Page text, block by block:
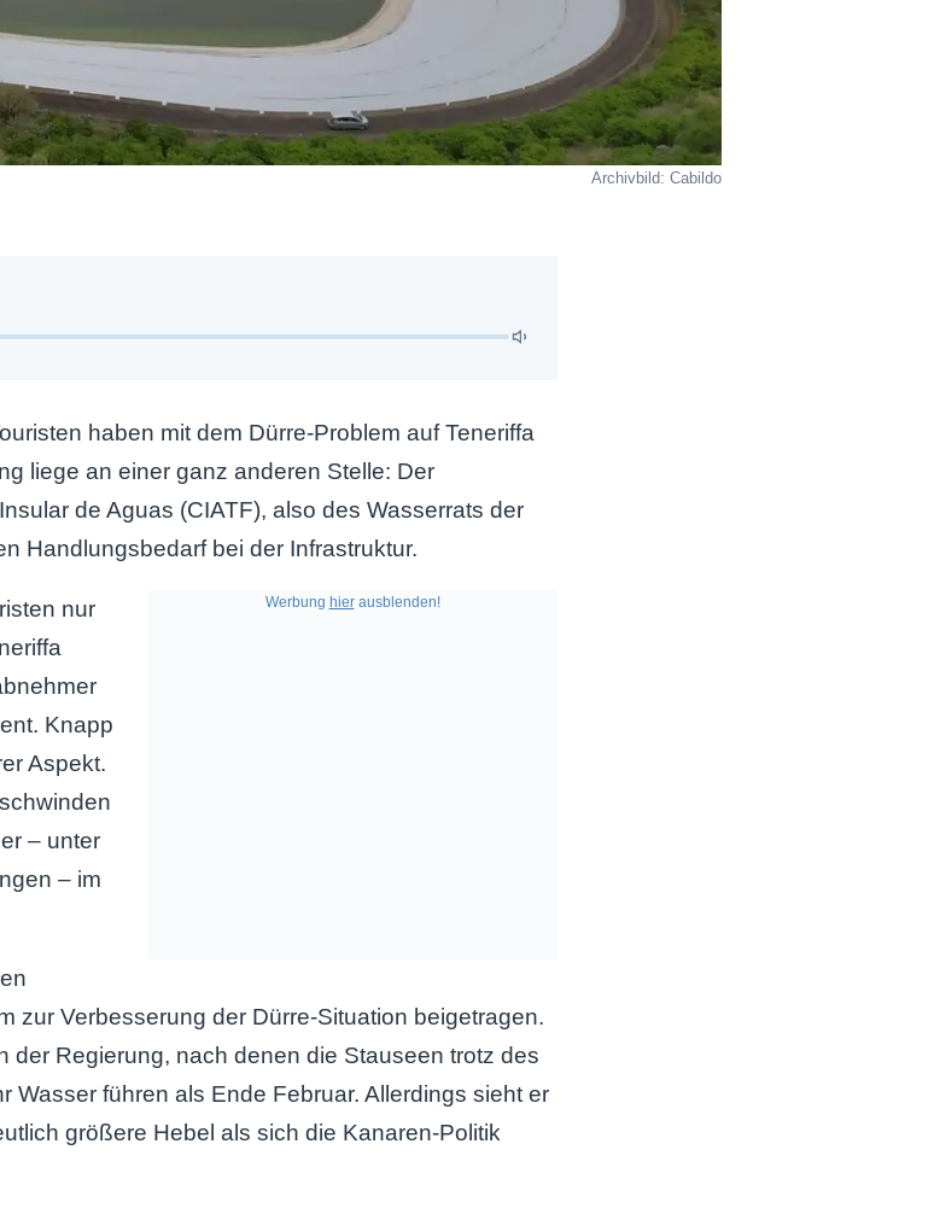
Archivbild: Cabildo
haben mit dem Dürre-Problem auf Teneriffa
liege an einer ganz anderen Stelle: Der
de Aguas (CIATF), also des Wasserrats der
Handlungsbedarf bei der Infrastruktur.
Werbung hierausblenden!
nur
Knapp
Aspekt.
– unter
– im
zur Verbesserung der Dürre-Situation beigetragen.
der Regierung, nach denen die Stauseen trotz des
Wasser führen als Ende Februar. Allerdings sieht er
größere Hebel als sich die Kanaren-Politik